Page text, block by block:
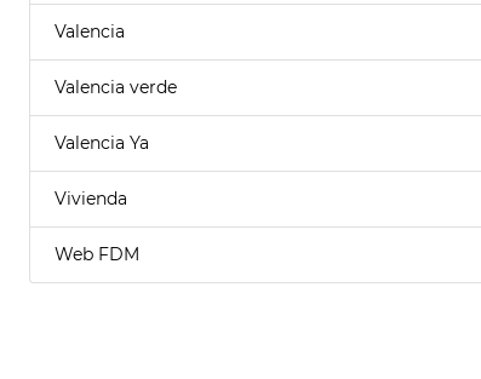
Valencia
Valencia verde
Valencia Ya
Vivienda
Web FDM